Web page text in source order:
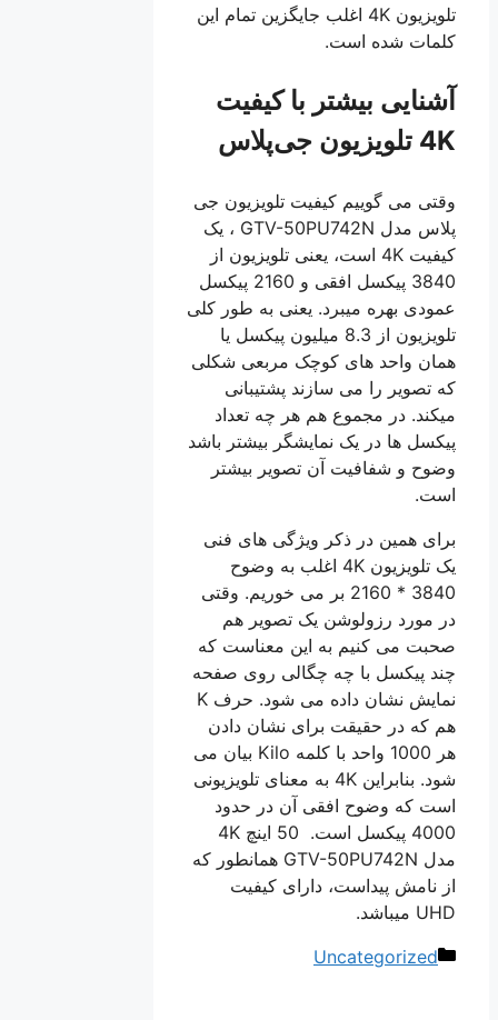
تلویزیون 4K اغلب جایگزین تمام این
کلمات شده است.
آشنایی بیشتر با کیفیت
4K تلویزیون جی‌پلاس
وقتی می گوییم کیفیت تلویزیون جی
پلاس مدل GTV-50PU742N ، یک
کیفیت 4K است، یعنی تلویزیون از
3840 پیکسل افقی و 2160 پیکسل
عمودی بهره میبرد. یعنی به طور کلی
تلویزیون از 8.3 میلیون پیکسل یا
همان واحد های کوچک مربعی شکلی
که تصویر را می سازند پشتیبانی
میکند. در مجموع هم هر چه تعداد
پیکسل ها در یک نمایشگر بیشتر باشد
وضوح و شفافیت آن تصویر بیشتر
است.
برای همین در ذکر ویژگی های فنی
یک تلویزیون 4K اغلب به وضوح
3840 * 2160 بر می خوریم. وقتی
در مورد رزولوشن یک تصویر هم
صحبت می کنیم به این معناست که
چند پیکسل با چه چگالی روی صفحه
نمایش نشان داده می شود. حرف K
هم که در حقیقت برای نشان دادن
هر 1000 واحد با کلمه Kilo بیان می
شود. بنابراین 4K به معنای تلویزیونی
است که وضوح افقی آن در حدود
4000 پیکسل است. 50 اینچ 4K
مدل GTV-50PU742N همانطور که
از نامش پیداست، دارای کیفیت
UHD میباشد.
دسته‌ها
Uncategorized